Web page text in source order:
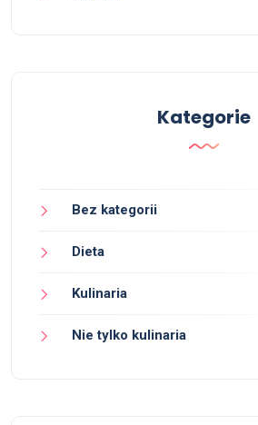
Kategorie
Bez kategorii
Dieta
Kulinaria
Nie tylko kulinaria